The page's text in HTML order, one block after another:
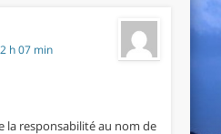
h 07 min
la responsabilité au nom de